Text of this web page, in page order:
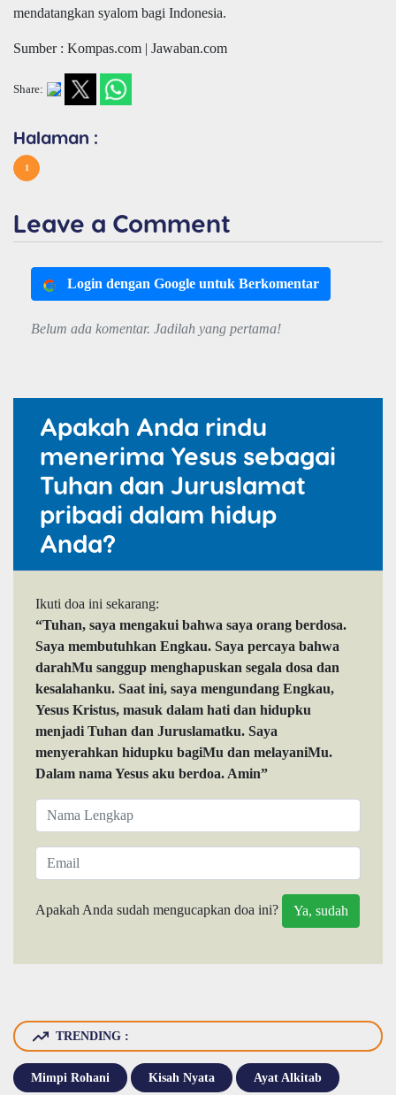
mendatangkan syalom bagi Indonesia.
Sumber : Kompas.com | Jawaban.com
Share:
Halaman :
1
Leave a Comment
Login dengan Google untuk Berkomentar
Belum ada komentar. Jadilah yang pertama!
Apakah Anda rindu
menerima Yesus sebagai
Tuhan dan Juruslamat
pribadi dalam hidup
Anda?
Ikuti doa ini sekarang:
“Tuhan, saya mengakui bahwa saya orang berdosa.
Saya membutuhkan Engkau. Saya percaya bahwa
darahMu sanggup menghapuskan segala dosa dan
kesalahanku. Saat ini, saya mengundang Engkau,
Yesus Kristus, masuk dalam hati dan hidupku
menjadi Tuhan dan Juruslamatku. Saya
menyerahkan hidupku bagiMu dan melayaniMu.
Dalam nama Yesus aku berdoa. Amin”
Apakah Anda sudah mengucapkan doa ini?
TRENDING :
Mimpi Rohani Kisah Nyata Ayat Alkitab